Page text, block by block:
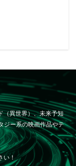
（異世界）、未来予知
ジー系の映画作品やテ
！